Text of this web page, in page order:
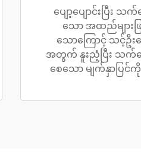
ပျော့ပျောင်းပြီး
သော အထည်များဖ
သောကြောင့် သင့်ဦးခ
အတွက် နူးညံ့ပြီး သက်
စေသော မျက်နှာပြင်